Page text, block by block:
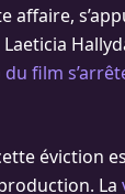
affaire,
film
éviction
La